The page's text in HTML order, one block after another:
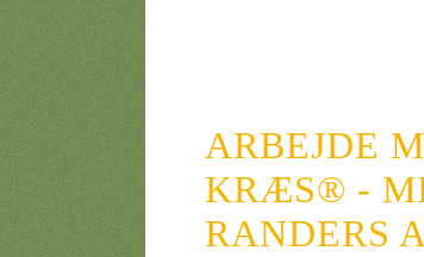
ARBEJDE
KRÆS® -
RANDERS